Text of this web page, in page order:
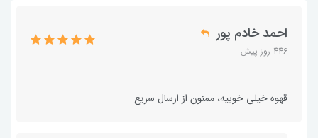
احمد خادم پور
446 روز پیش
قهوه خیلی خوبیه، ممنون از ارسال سریع